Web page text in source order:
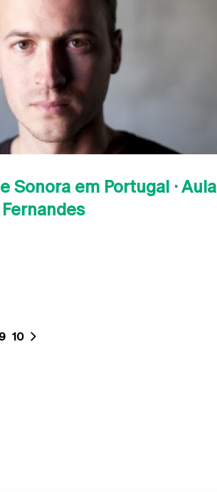
Sonora em Portugal · Aula
9 10